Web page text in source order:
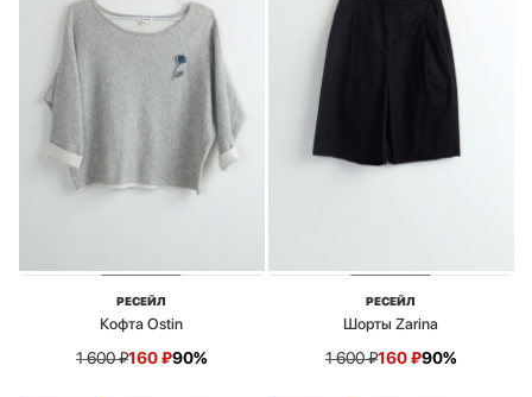
РЕСЕЙЛ
Кофта Ostin
1 600₽160₽90%
РЕСЕЙЛ
Шорты Zarina
1 600₽160₽90%